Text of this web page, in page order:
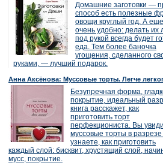
Домашние заготовки —
способ есть полезные
овощи круглый год. А
очень удобно: делать их
под рукой всегда будет
еда. Тем более баночка
угощения, сделанного
руками, — лучший подарок.
Анна Аксёнова: Муссовые торты. Легче
Безупречная форма,
покрытие, идеальный
книга расскажет, как
приготовить торт
перфекциониста. Вы
муссовые торты в разрезе
узнаете, как приготовить
каждый слой: бисквит, хрустящий слой,
мусс, покрытие.